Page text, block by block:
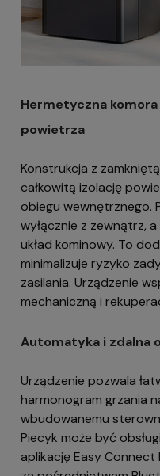
Hermetyczna komora
powietrza
Konstrukcja z
całkowitą izolację
obiegu wewnętrznego.
wyłącznie z zewnątrz,
układ kominowy. To
minimalizuje ryzyko
zasilania. Urządzenie
mechaniczną i
Automatyka i zdalna
Urządzenie pozwala
harmonogram grzania
wbudowanemu
Piecyk może być
aplikację Easy